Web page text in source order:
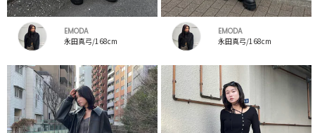
EMODA
永田真弓/168cm
EMODA
永田真弓/168cm